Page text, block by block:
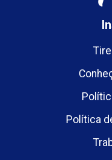
Política